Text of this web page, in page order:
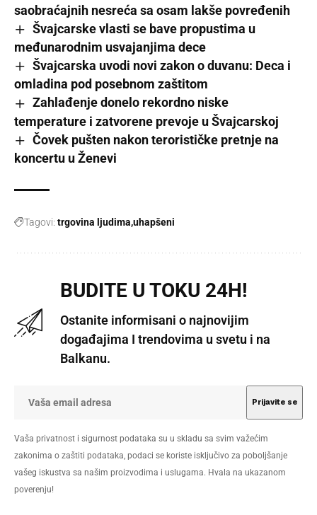
saobraćajnih nesreća sa osam lakše povređenih
Švajcarske vlasti se bave propustima u
međunarodnim usvajanjima dece
Švajcarska uvodi novi zakon o duvanu: Deca i
omladina pod posebnom zaštitom
Zahlađenje donelo rekordno niske
temperature i zatvorene prevoje u Švajcarskoj
Čovek pušten nakon terorističke pretnje na
koncertu u Ženevi
Tagovi: trgovina ljudima uhapšeni
BUDITE U TOKU 24H!
Ostanite informisani o najnovijim
događajima I trendovima u svetu i na
Balkanu.
Vaša privatnost i sigurnost podataka su u skladu sa svim važećim
zakonima o zaštiti podataka, podaci se koriste isključivo za poboljšanje
vašeg iskustva sa našim proizvodima i uslugama. Hvala na ukazanom
poverenju!